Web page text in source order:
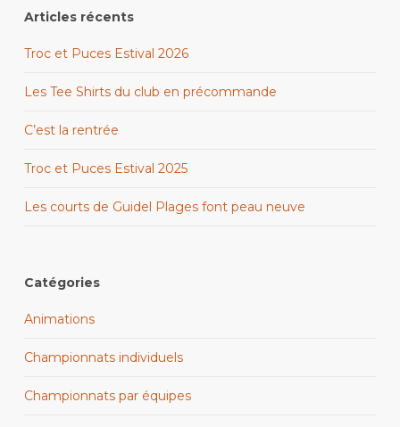
Articles récents
Troc et Puces Estival 2026
Les Tee Shirts du club en précommande
C’est la rentrée
Troc et Puces Estival 2025
Les courts de Guidel Plages font peau neuve
Catégories
Animations
Championnats individuels
Championnats par équipes